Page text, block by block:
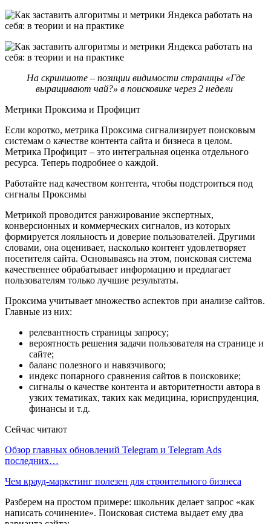
На скриншоте – позиции видимости страницы «Где
выращивают чай?» в поисковике через 2 недели
Метрики Проксима и Профицит
Если коротко, метрика Проксима сигнализирует поисковым
системам о качестве контента сайта и бизнеса в целом.
Метрика Профицит – это интегральная оценка отдельного
ресурса. Теперь подробнее о каждой.
Работайте над качеством контента, чтобы подстроиться под
сигналы Проксимы
Метрикой проводится ранжирование экспертных,
конверсионных и коммерческих сигналов, из которых
формируется лояльность и доверие пользователей. Другими
словами, она оценивает, насколько контент удовлетворяет
посетителя сайта. Основываясь на этом, поисковая система
качественнее обрабатывает информацию и предлагает
пользователям только лучшие результаты.
Проксима учитывает множество аспектов при анализе сайтов.
Главные из них:
релевантность страницы запросу;
вероятность решения задачи пользователя на странице и
сайте;
баланс полезного и навязчивого;
индекс попарного сравнения сайтов в поисковике;
сигналы о качестве контента и авторитетности автора в
узких тематиках, таких как медицина, юриспруденция,
финансы и т.д.
Сейчас читают
Обзор главных обновлений Telegram и Telegram Ads
последних…
Чем крауд-маркетинг полезен для строительного бизнеса
Разберем на простом примере: школьник делает запрос «как
написать сочинение». Поисковая система выдает ему два